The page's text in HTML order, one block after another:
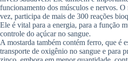
funcionamento dos músculos e nervos. O
vez, participa de mais de 300 reações
Ele é vital para a energia, para a função
controle do açúcar no sangue.
A mostarda também contém ferro, que é
transporte de oxigênio no sangue e para